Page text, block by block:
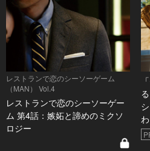
レストランで恋のシーソーゲーム
（MAN） Vol.4
レストランで恋のシーソーゲー
ム 第4話：嫉妬と諦めのミクソ
ロジー